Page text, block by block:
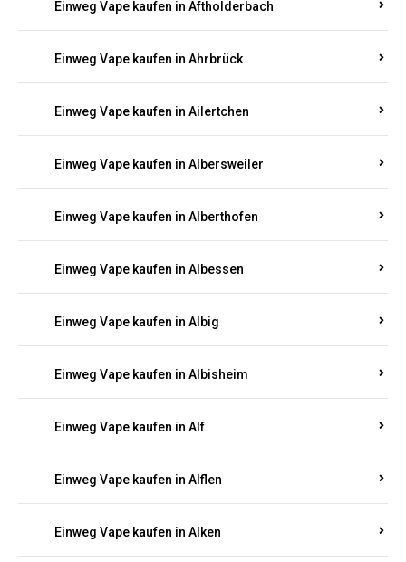
Einweg Vape kaufen in Aftholderbach
Einweg Vape kaufen in Ahrbrück
Einweg Vape kaufen in Ailertchen
Einweg Vape kaufen in Albersweiler
Einweg Vape kaufen in Alberthofen
Einweg Vape kaufen in Albessen
Einweg Vape kaufen in Albig
Einweg Vape kaufen in Albisheim
Einweg Vape kaufen in Alf
Einweg Vape kaufen in Alflen
Einweg Vape kaufen in Alken